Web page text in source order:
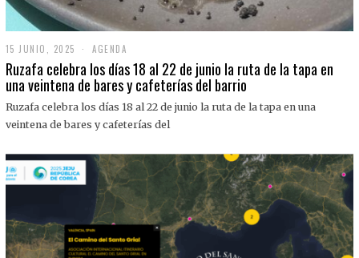
15 JUNIO, 2025
J
U
I
O
0
2
5
AGENDA
Ruzafa celebra los días 18 al 22 de junio la ruta de la tapa en
una veintena de bares y cafeterías del barrio
Ruzafa celebra los días 18 al 22 de junio la ruta de la tapa en una
veintena de bares y cafeterías del